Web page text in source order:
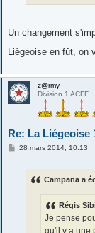
Un changement
Liègeoise en fût, on
z@rmy
Division 1 ACFF
Re: La Liégeoise
M28 mars 2014, 10:13
Campana a
Régis
Je pense